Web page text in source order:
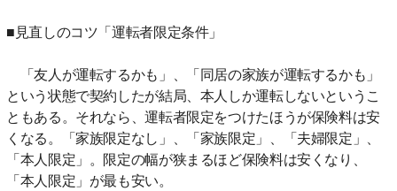
■見直しのコツ「運転者限定条件」
「友人が運転するかも」、「同居の家族が運転するかも」
という状態で契約したが結局、本人しか運転しないというこ
ともある。それなら、運転者限定をつけたほうが保険料は安
くなる。「家族限定なし」、「家族限定」、「夫婦限定」、
「本人限定」。限定の幅が狭まるほど保険料は安くなり、
「本人限定」が最も安い。